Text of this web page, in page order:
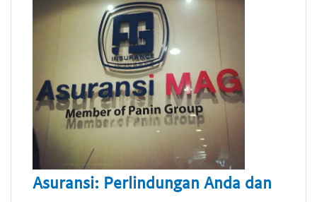
Asuransi: Perlindungan Anda dan